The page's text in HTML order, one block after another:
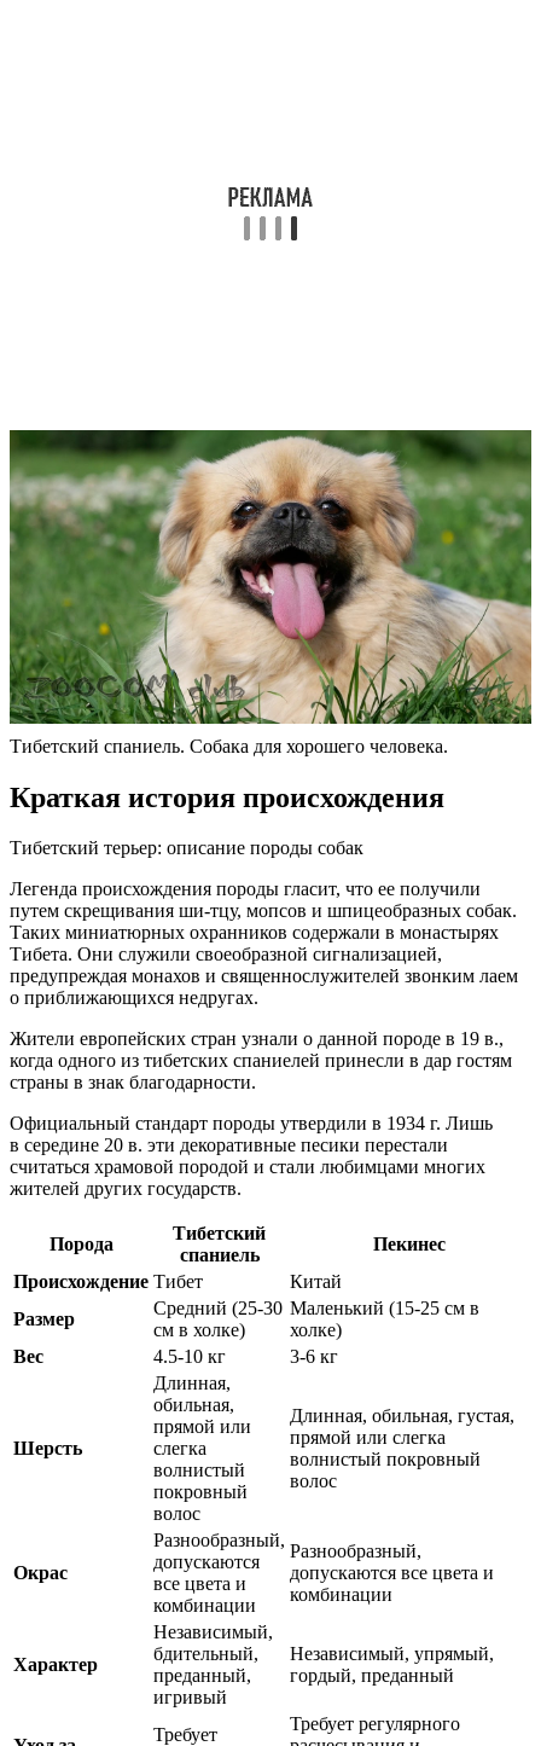
Тибетский спаниель. Собака для хорошего человека.
Краткая история происхождения
Тибетский терьер: описание породы собак
Легенда происхождения породы гласит, что ее получили
путем скрещивания ши-тцу, мопсов и шпицеобразных собак.
Таких миниатюрных охранников содержали в монастырях
Тибета. Они служили своеобразной сигнализацией,
предупреждая монахов и священнослужителей звонким лаем
о приближающихся недругах.
Жители европейских стран узнали о данной породе в 19 в.,
когда одного из тибетских спаниелей принесли в дар гостям
страны в знак благодарности.
Официальный стандарт породы утвердили в 1934 г. Лишь
в середине 20 в. эти декоративные песики перестали
считаться храмовой породой и стали любимцами многих
жителей других государств.
Порода
Тибетский
спаниель
Пекинес
Происхождение Тибет
Китай
Размер
Средний (25-30
см в холке)
Маленький (15-25 см в
холке)
Вес
4.5-10 кг 3-6 кг
Шерсть
Длинная,
обильная,
прямой или
слегка
волнистый
покровный
волос
Длинная, обильная, густая,
прямой или слегка
волнистый покровный
волос
Окрас
Разнообразный,
допускаются
все цвета и
комбинации
Разнообразный,
допускаются все цвета и
комбинации
Характер
Независимый,
бдительный,
преданный,
игривый
Независимый, упрямый,
гордый, преданный
Требует
Требует регулярного